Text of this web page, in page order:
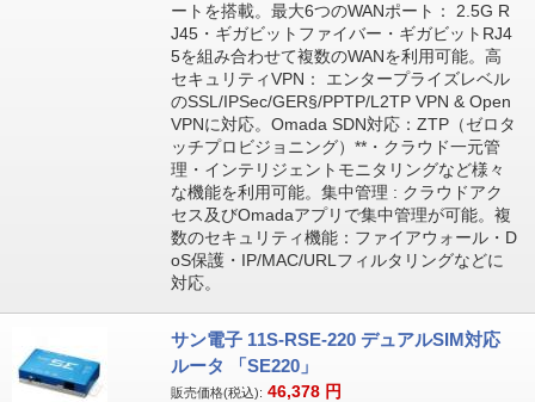
ートを搭載。最大6つのWANポート： 2.5G R
J45・ギガビットファイバー・ギガビットRJ4
5を組み合わせて複数のWANを利用可能。高
セキュリティVPN： エンタープライズレベル
のSSL/IPSec/GER§/PPTP/L2TP VPN & Open
VPNに対応。Omada SDN対応：ZTP（ゼロタ
ッチプロビジョニング）**・クラウド一元管
理・インテリジェントモニタリングなど様々
な機能を利用可能。集中管理 : クラウドアク
セス及びOmadaアプリで集中管理が可能。複
数のセキュリティ機能：ファイアウォール・D
oS保護・IP/MAC/URLフィルタリングなどに
対応。
サン電子 11S-RSE-220 デュアルSIM対応
ルータ 「SE220」
販売価格(税込): 46,378 円